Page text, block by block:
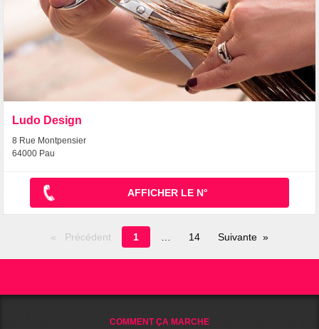
Ludo Design
8 Rue Montpensier
64000 Pau
AFFICHER LE N°
Précédent
Page
en
1 14 Suivante
COMMENT ÇA MARCHE